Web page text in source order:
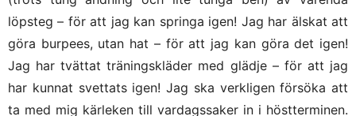
löpsteg – för att jag kan springa igen! Jag har älskat att
göra burpees, utan hat – för att jag kan göra det igen!
Jag har tvättat träningskläder med glädje – för att jag
har kunnat svettats igen! Jag ska verkligen försöka att
ta med mig kärleken till vardagssaker in i höstterminen.